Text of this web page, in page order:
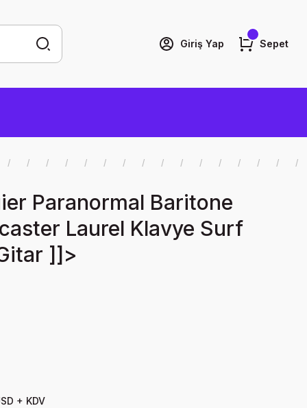
Giriş Yap Sepet
Paranormal Baritone
Laurel Klavye Surf
]]>
+ KDV